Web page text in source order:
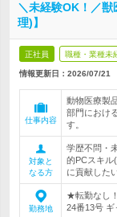
＼未経験OK！／
理)】
正社員 職種・業種未
情報更新日：2026/07/21
仕事内容
動物医療製
部門におけ
す。
対象と
なる方
学歴不問・
的PCスキル
に貢献した
勤務地
★転勤なし
24番13号 ギ